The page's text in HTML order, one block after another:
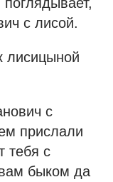
с лисой.
лисицыной
с
прислали
тебя с
быком да